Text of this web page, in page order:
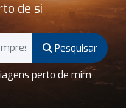
de si
Pesquisar
perto de mim